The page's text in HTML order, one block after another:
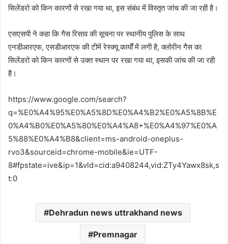
सिलेंडरो को किन कारणों से रखा गया था, इस संबंध में विस्तृत जांच की जा रही है।
एसएसपी ने कहा कि गैस रिसाव की सूचना पर स्थानीय पुलिस के साथ
एनडीआरएफ, एसडीआरएफ की टीमें रेस्क्यू कार्यों में लगी है, क्लोरीन गैस का
सिलेंडरो को किन कारणों से उक्त स्थान पर रखा गया था, इसकी जांच की जा रही
है।
https://www.google.com/search?
q=%E0%A4%95%E0%A5%8D%E0%A4%B2%E0%A5%8B%E
0%A4%B0%E0%A5%80%E0%A4%A8+%E0%A4%97%E0%A
5%88%E0%A4%B8&client=ms-android-oneplus-
rvo3&sourceid=chrome-mobile&ie=UTF-
8#fpstate=ive&ip=1&vld=cid:a9408244,vid:ZTy4Yawx8sk,s
t:0
Dehradun news uttrakhand news
Premnagar